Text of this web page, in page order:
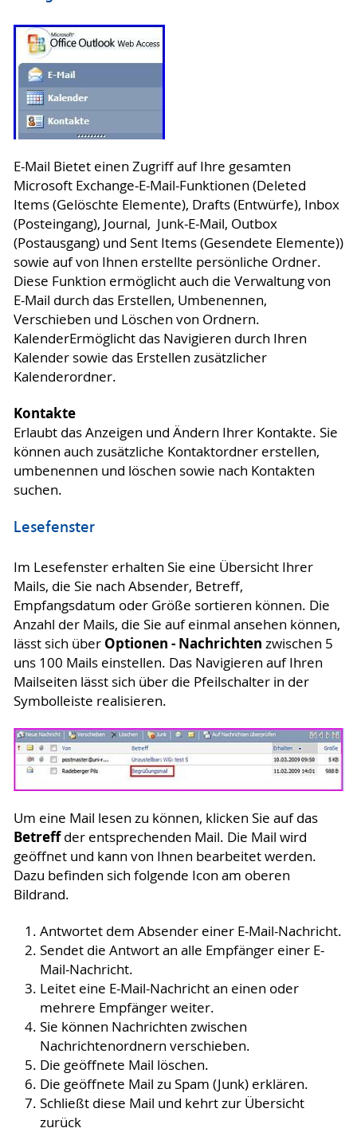
E-Mail Bietet einen Zugriff auf Ihre gesamten
Microsoft Exchange-E-Mail-Funktionen (Deleted
Items (Gelöschte Elemente), Drafts (Entwürfe), Inbox
(Posteingang), Journal, Junk-E-Mail, Outbox
(Postausgang) und Sent Items (Gesendete Elemente))
sowie auf von Ihnen erstellte persönliche Ordner.
Diese Funktion ermöglicht auch die Verwaltung von
E-Mail durch das Erstellen, Umbenennen,
Verschieben und Löschen von Ordnern.
KalenderErmöglicht das Navigieren durch Ihren
Kalender sowie das Erstellen zusätzlicher
Kalenderordner.
Kontakte
Erlaubt das Anzeigen und Ändern Ihrer Kontakte. Sie
können auch zusätzliche Kontaktordner erstellen,
umbenennen und löschen sowie nach Kontakten
suchen.
Lesefenster
Im Lesefenster erhalten Sie eine Übersicht Ihrer
Mails, die Sie nach Absender, Betreff,
Empfangsdatum oder Größe sortieren können. Die
Anzahl der Mails, die Sie auf einmal ansehen können,
lässt sich über Optionen - Nachrichten zwischen 5
uns 100 Mails einstellen. Das Navigieren auf Ihren
Mailseiten lässt sich über die Pfeilschalter in der
Symbolleiste realisieren.
Um eine Mail lesen zu können, klicken Sie auf das
Betreffder entsprechenden Mail. Die Mail wird
geöffnet und kann von Ihnen bearbeitet werden.
Dazu befinden sich folgende Icon am oberen
Bildrand.
Antwortet dem Absender einer E-Mail-Nachricht.
Sendet die Antwort an alle Empfänger einer E-
Mail-Nachricht.
Leitet eine E-Mail-Nachricht an einen oder
mehrere Empfänger weiter.
Sie können Nachrichten zwischen
Nachrichtenordnern verschieben.
Die geöffnete Mail löschen.
Die geöffnete Mail zu Spam (Junk) erklären.
Schließt diese Mail und kehrt zur Übersicht
zurück